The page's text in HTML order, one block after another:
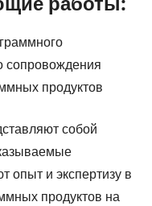
сопровождения
продуктов
собой
опыт и экспертизу в
продуктов на